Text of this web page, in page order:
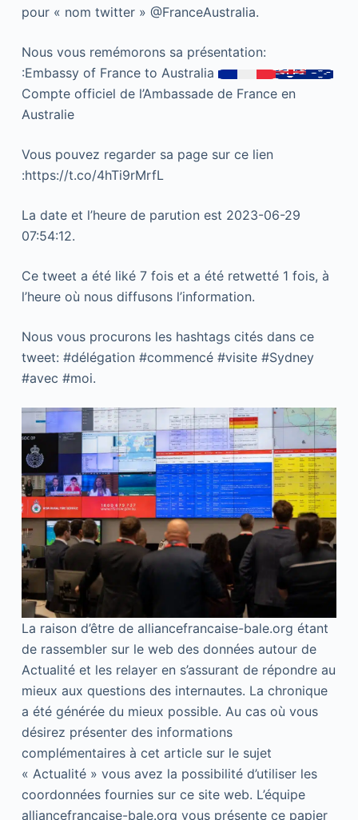
pour « nom twitter » @FranceAustralia.
Nous vous remémorons sa présentation:
:Embassy of France to Australia
Compte officiel de l’Ambassade de France en
Australie
Vous pouvez regarder sa page sur ce lien
:https://t.co/4hTi9rMrfL
La date et l’heure de parution est 2023-06-29
07:54:12.
Ce tweet a été liké 7 fois et a été retwetté 1 fois, à
l’heure où nous diffusons l’information.
Nous vous procurons les hashtags cités dans ce
tweet: #délégation #commencé #visite #Sydney
#avec #moi.
La raison d’être de alliancefrancaise-bale.org étant
de rassembler sur le web des données autour de
Actualité et les relayer en s’assurant de répondre au
mieux aux questions des internautes. La chronique
a été générée du mieux possible. Au cas où vous
désirez présenter des informations
complémentaires à cet article sur le sujet
« Actualité » vous avez la possibilité d’utiliser les
coordonnées fournies sur ce site web. L’équipe
alliancefrancaise-bale.org vous présente ce papier